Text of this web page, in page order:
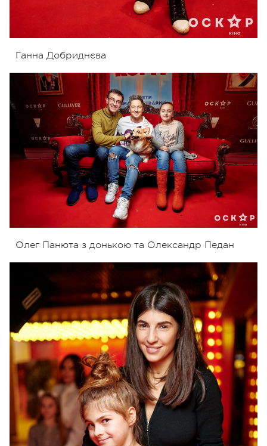
Ганна Добриднєва
Олег Панюта з донькою та Олександр Педан